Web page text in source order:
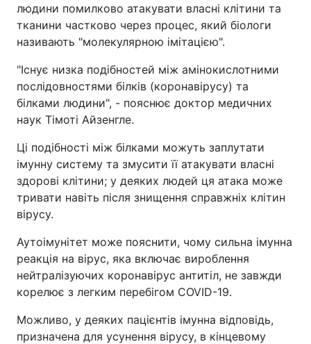
людини помилково атакувати власні клітини та
тканини частково через процес, який біологи
називають "молекулярною імітацією".
"Існує низка подібностей між амінокислотними
послідовностями білків (коронавірусу) та
білками людини", - пояснює доктор медичних
наук Тімоті Айзенгле.
Ці подібності між білками можуть заплутати
імунну систему та змусити її атакувати власні
здорові клітини; у деяких людей ця атака може
тривати навіть після знищення справжніх клітин
вірусу.
Аутоімунітет може пояснити, чому сильна імунна
реакція на вірус, яка включає вироблення
нейтралізуючих коронавірус антитіл, не завжди
корелює з легким перебігом COVID-19.
Можливо, у деяких пацієнтів імунна відповідь,
призначена для усунення вірусу, в кінцевому